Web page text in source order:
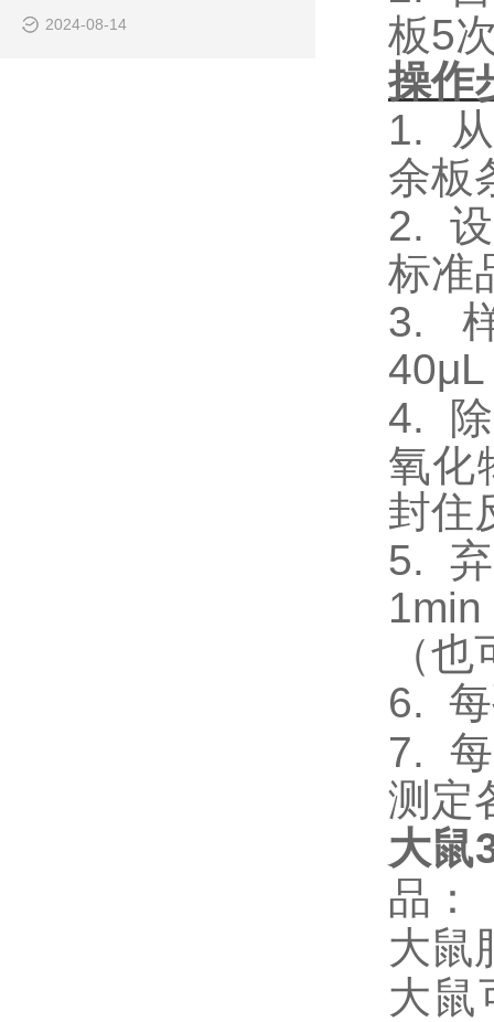
2024-08-14
板5
操作
1.
余板
2.
标准
3.
4.
氧化
封住
5.
（
6.
7.
测定
大鼠
品：
大鼠
大鼠